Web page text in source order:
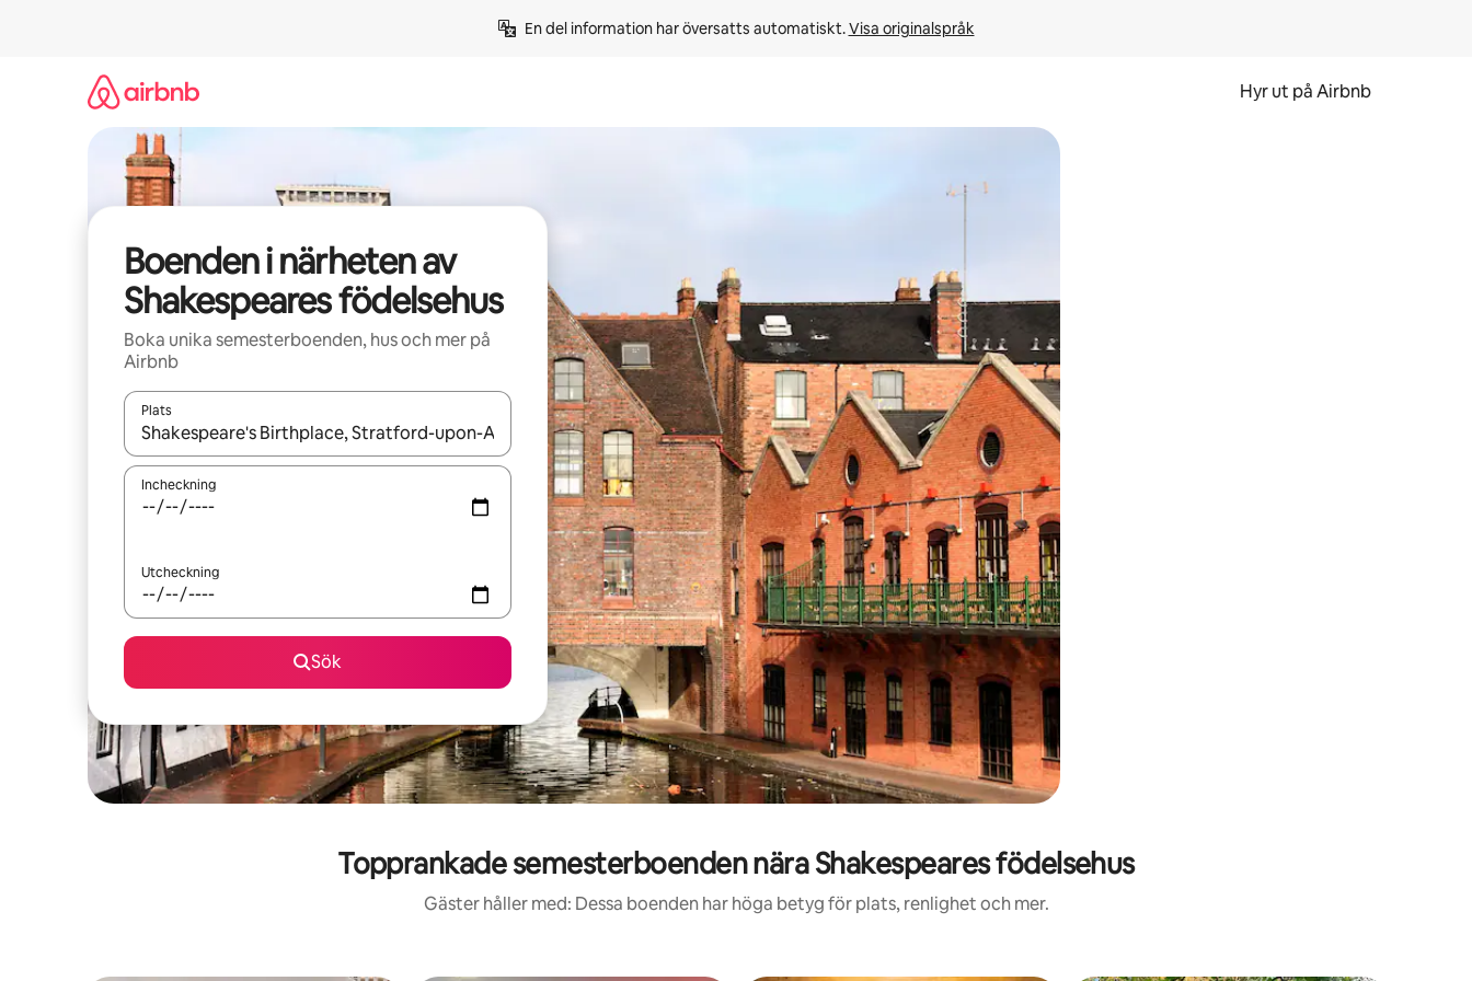
En del information har översatts automatiskt. Visa originalspråk
Hyr ut på Airbnb
Boenden i närheten av
Shakespeares födelsehus
Boka unika semesterboenden, hus och mer på
Airbnb
Plats
När resultaten är tillgängliga kan du navigera med upp- och nedåtpilarna eller utforska genom att trycka eller svepa.
Incheckning
Utcheckning
Sök
Topprankade semesterboenden nära Shakespeares födelsehus
Gäster håller med: Dessa boenden har höga betyg för plats, renlighet och mer.